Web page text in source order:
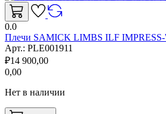
0.0
Плечи SAMICK LIMBS ILF IMPRESS-
Арт.: PLE001911
₽14 900,00
0,00
Нет в наличии